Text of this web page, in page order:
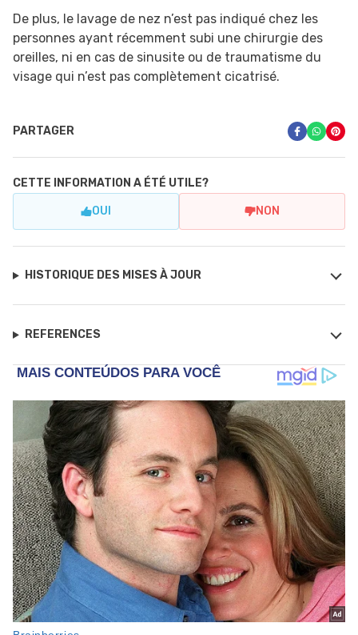
De plus, le lavage de nez n’est pas indiqué chez les
personnes ayant récemment subi une chirurgie des
oreilles, ni en cas de sinusite ou de traumatisme du
visage qui n’est pas complètement cicatrisé.
PARTAGER
CETTE INFORMATION A ÉTÉ UTILE?
OUI NON
HISTORIQUE DES MISES À JOUR
REFERENCES